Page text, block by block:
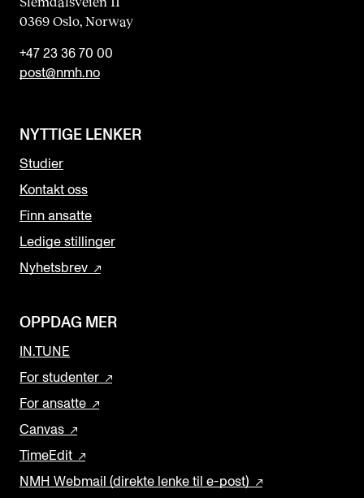
0369 Oslo, Norway
+47 23 36 70 00
post@nmh.no
NYTTIGE LENKER
Studier
Kontakt oss
Finn ansatte
Ledige stillinger
Nyhetsbrev
OPPDAG MER
IN.TUNE
For studenter
For ansatte
Canvas
TimeEdit
NMH Webmail (direkte lenke til e-post)